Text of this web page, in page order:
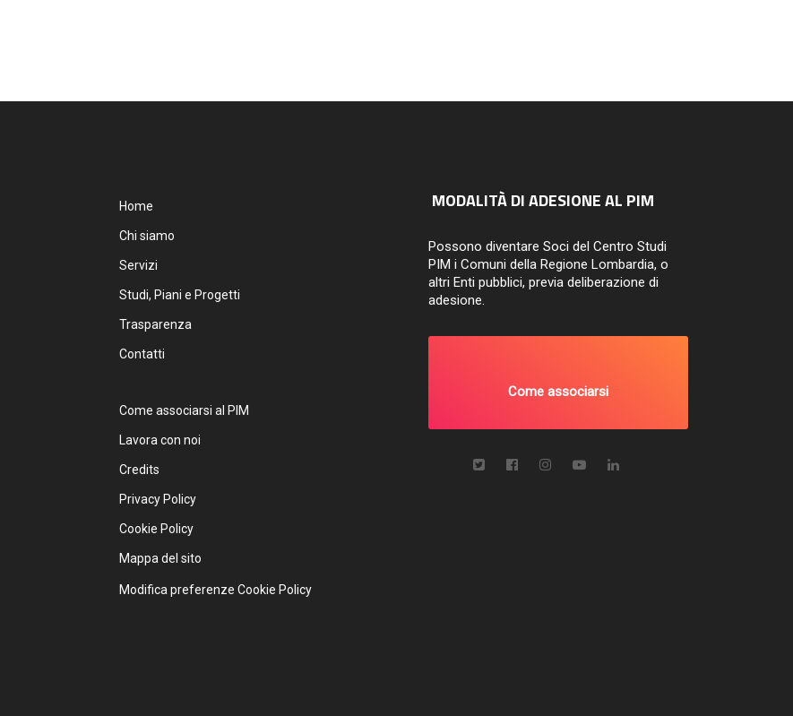
Home
Chi siamo
Servizi
Studi, Piani e Progetti
Trasparenza
Contatti
Come associarsi al PIM
Lavora con noi
Credits
Privacy Policy
Cookie Policy
Mappa del sito
Modifica preferenze Cookie Policy
MODALITÀ DI ADESIONE AL PIM
Possono diventare Soci del Centro Studi
PIM i Comuni della Regione Lombardia, o
altri Enti pubblici, previa deliberazione di
adesione.
Come associarsi